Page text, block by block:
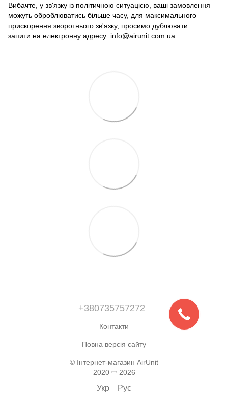
Вибачте, у зв'язку із політичною ситуацією, ваші замовлення
можуть оброблюватись більше часу, для максимального
прискорення зворотнього зв'язку, просимо дублювати
запити на електронну адресу: info@airunit.com.ua.
+380735757272
Контакти
Повна версія сайту
© Інтернет-магазин AirUnit
2020 ꟷ 2026
Укр Рус